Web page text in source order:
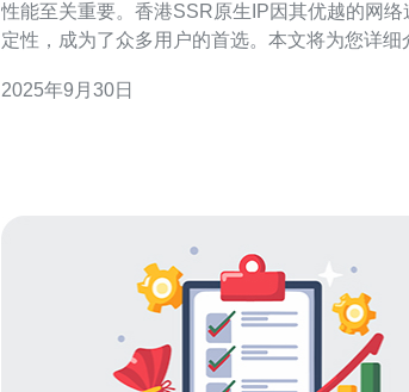
性能至关重要。香港SSR原生IP因其优越的网络
定性，成为了众多用户的首选。本文将为您详细
择，帮助您充分利用服务器资源，提升网络访问体
2025年9月30日